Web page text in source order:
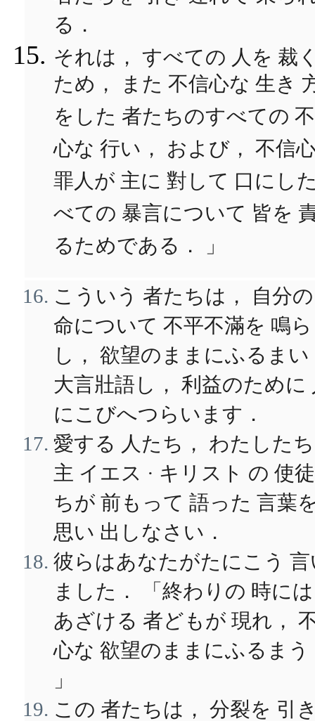
る．
それは， すべての 人を 裁
ため， また 不信心な 生き
をした 者たちのすべての
心な 行い， および， 不信
罪人が 主に 對して 口にし
べての 暴言について 皆を
るためである． 」
こういう 者たちは， 自分
命について 不平不滿を 鳴ら
し， 欲望のままにふるまい
大言壯語し， 利益のために
にこびへつらいます．
愛する 人たち， わたした
主 イエス · キリスト の 使
ちが 前もって 語った 言葉
思い 出しなさい．
彼らはあなたがたにこう 言
ました． 「終わりの 時に
あざける 者どもが 現れ，
心な 欲望のままにふるまう
」
この 者たちは， 分裂を 引